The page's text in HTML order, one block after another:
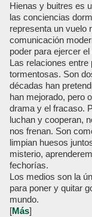
Hienas y buitres es
las conciencias
representa un vuelo
comunicación
poder para ejercer el
Las relaciones
tormentosas. Son
décadas han
han mejorado, pero
drama y el fracaso.
luchan y cooperan,
nos frenan. Son
limpian huesos
misterio,
fechorías.
Los medios son la
para poner y quitar
mundo.
[Más]